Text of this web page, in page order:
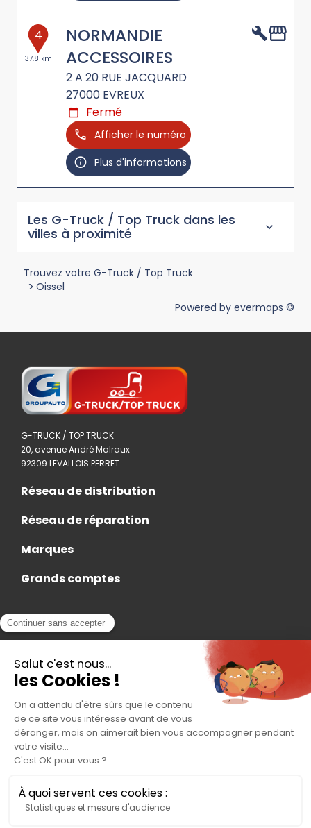
4
37.8 km
NORMANDIE
ACCESSOIRES
2 A 20 RUE JACQUARD
27000 EVREUX
Fermé
Afficher le numéro
Plus d'informations
Les G-Truck / Top Truck dans les
villes à proximité
Trouvez votre G-Truck / Top Truck
> Oissel
Powered by evermaps ©
G-TRUCK / TOP TRUCK
20, avenue André Malraux
92309 LEVALLOIS PERRET
Réseau de distribution
Réseau de réparation
Marques
Grands comptes
Actualités
Contact
Accès Adhérent